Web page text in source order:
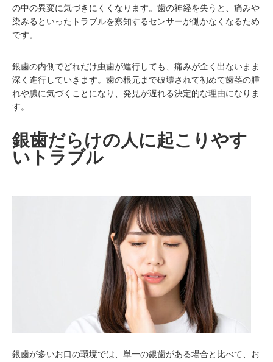
の中の異変に気づきにくくなります。歯の神経を失うと、痛みや
染みるといったトラブルを察知するセンサーが働かなくなるため
です。
銀歯の内側でどれだけ虫歯が進行しても、痛みが全く出ないまま
深く進行していきます。歯の根元まで破壊されて初めて歯茎の腫
れや膿に気づくことになり、発見が遅れる決定的な理由になりま
す。
銀歯だらけの人に起こりやす
いトラブル
銀歯が多いお口の環境では、単一の銀歯がある場合と比べて、お